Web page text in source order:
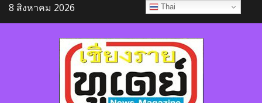
Skip
to
8 สิงหาคม 2026 Thai